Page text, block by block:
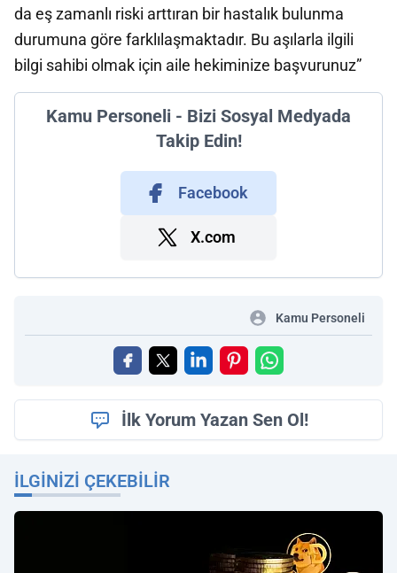
da eş zamanlı riski arttıran bir hastalık bulunma
durumuna göre farklılaşmaktadır. Bu aşılarla ilgili
bilgi sahibi olmak için aile hekiminize başvurunuz”
Kamu Personeli - Bizi Sosyal Medyada
Takip Edin!
Facebook
X.com
Kamu Personeli
İlk Yorum Yazan Sen Ol!
İLGINIZI ÇEKEBILIR